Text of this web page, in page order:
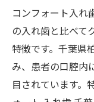
コンフォート入れ
の入れ歯と比べて
特徴です。千葉県
み、患者の口腔内
目されています。